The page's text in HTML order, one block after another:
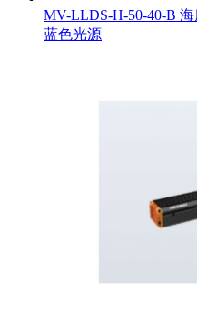
MV-LLDS-H-50-40-B
蓝色光源